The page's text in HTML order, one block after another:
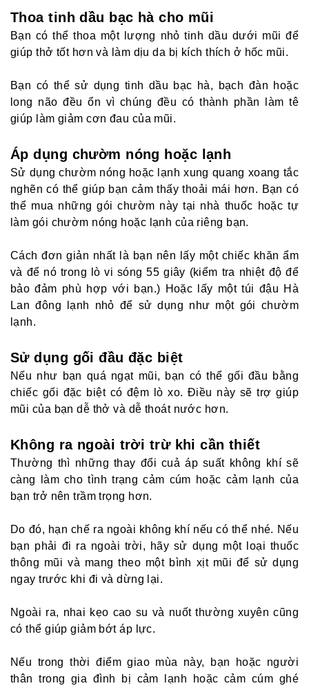
Thoa tinh dầu bạc hà cho mũi
Bạn có thể thoa một lượng nhỏ tinh dầu dưới mũi để
giúp thở tốt hơn và làm dịu da bị kích thích ở hốc mũi.
Bạn có thể sử dụng tinh dầu bạc hà, bạch đàn hoặc
long não đều ổn vì chúng đều có thành phần làm tê
giúp làm giảm cơn đau của mũi.
Áp dụng chườm nóng hoặc lạnh
Sử dụng chườm nóng hoặc lạnh xung quang xoang tắc
nghẽn có thể giúp bạn cảm thấy thoải mái hơn. Bạn có
thể mua những gói chườm này tại nhà thuốc hoặc tự
làm gói chườm nóng hoặc lạnh của riêng bạn.
Cách đơn giản nhất là bạn nên lấy một chiếc khăn ẩm
và để nó trong lò vi sóng 55 giây (kiểm tra nhiệt độ để
bảo đảm phù hợp với bạn.) Hoặc lấy một túi đậu Hà
Lan đông lạnh nhỏ để sử dụng như một gói chườm
lạnh.
Sử dụng gối đầu đặc biệt
Nếu như bạn quá ngạt mũi, bạn có thể gối đầu bằng
chiếc gối đặc biệt có đệm lò xo. Điều này sẽ trợ giúp
mũi của bạn dễ thở và dễ thoát nước hơn.
Không ra ngoài trời trừ khi cần thiết
Thường thì những thay đổi cuả áp suất không khí sẽ
càng làm cho tình trạng cảm cúm hoặc cảm lạnh của
bạn trở nên trầm trọng hơn.
Do đó, hạn chế ra ngoài không khí nếu có thể nhé. Nếu
bạn phải đi ra ngoài trời, hãy sử dụng một loại thuốc
thông mũi và mang theo một bình xịt mũi để sử dụng
ngay trước khi đi và dừng lại.
Ngoài ra, nhai kẹo cao su và nuốt thường xuyên cũng
có thể giúp giảm bớt áp lực.
Nếu trong thời điểm giao mùa này, bạn hoặc người
thân trong gia đình bị cảm lạnh hoặc cảm cúm ghé